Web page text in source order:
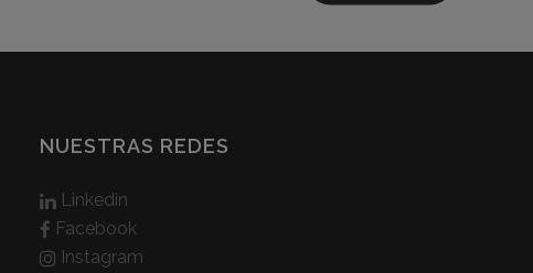
NUESTRAS REDES
Linkedin
Facebook
Instagram